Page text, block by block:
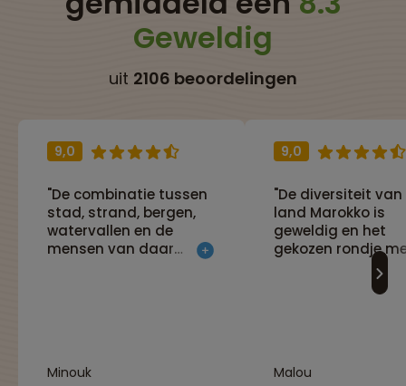
Geweldig
uit 2106 beoordelingen
9,0
"De combinatie tussen
stad, strand, bergen,
watervallen en de
mensen van daar
Minouk
9,0
"De diversiteit
land Marokko is
geweldig en het
gekozen rondje
Malou